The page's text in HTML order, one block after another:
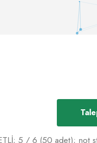
5 / 6 (50 adet); not